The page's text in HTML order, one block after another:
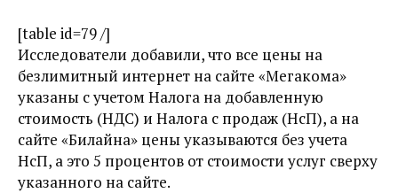
[table id=79 /]
Исследователи добавили, что все цены на
безлимитный интернет на сайте «Мегакома»
указаны с учетом Налога на добавленную
стоимость (НДС) и Налога с продаж (НсП), а на
сайте «Билайна» цены указываются без учета
НсП, а это 5 процентов от стоимости услуг сверху
указанного на сайте.